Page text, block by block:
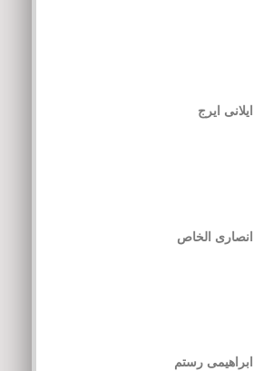
ایلانی ایرج
انصاری الخاص
ابراهیمی رستم